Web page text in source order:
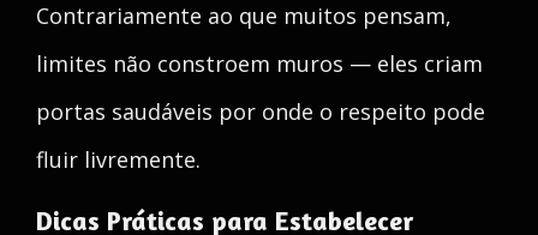
Contrariamente ao que muitos pensam,
limites não constroem muros — eles criam
portas saudáveis por onde o respeito pode
fluir livremente.
Dicas Práticas para Estabelecer